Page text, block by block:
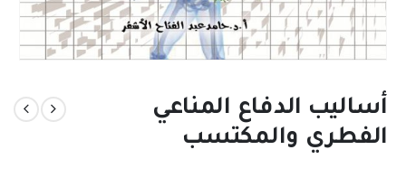
أساليب الدفاع المناعي
الفطري والمكتسب